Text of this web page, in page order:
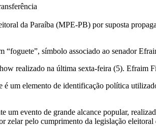
da Paraíba (MPE-PB) por suposta
“foguete”, símbolo associado ao senador
realizado na última sexta-feira (5). Efraim
um elemento de identificação política
um evento de grande alcance popular,
pelo cumprimento da legislação eleitoral